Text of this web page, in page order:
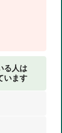
る人は
います